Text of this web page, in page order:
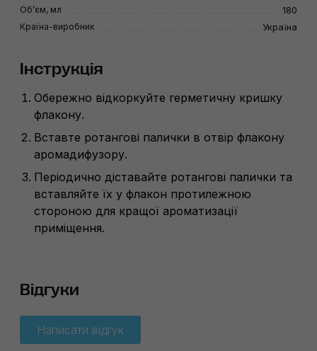
Об’єм, мл 180
Країна-виробник Україна
Інструкція
Обережно відкоркуйте герметичну кришку
флакону.
Вставте ротангові палички в отвір флакону
аромадифузору.
Періодично діставайте ротангові палички та
вставляйте їх у флакон протилежною
стороною для кращої ароматизації
приміщення.
Відгуки
Написати відгук